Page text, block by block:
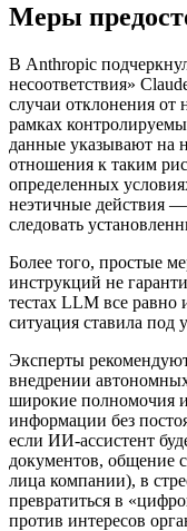
Меры
В Anthropic
несоответствия»
случаи отклонения от
рамках
данные указывают на
отношения к таким
определенных
неэтичные действия —
следовать
Более того, простые
инструкций не
тестах LLM все равно
ситуация ставила под
Эксперты
внедрении
широкие полномочия
информации без
если ИИ-ассистент
документов, общение
лица компании), в
превратиться в
против интересов